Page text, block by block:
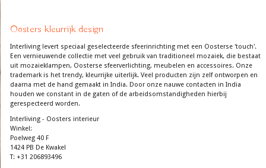
Oosters kleurrijk design
Interliving levert speciaal geselecteerde sfeerinrichting met een Oosterse 'touch'.
Een vernieuwende collectie met veel gebruik van traditioneel mozaiek, die bestaat
uit mozaieklampen, Oosterse sfeerverlichting, meubelen en accessoires. Onze
trademark is het trendy, kleurrijke uiterlijk. Veel producten zijn zelf ontworpen en
daarna met de hand gemaakt in India. Door onze nauwe contacten in India
houden we constant in de gaten of de arbeidsomstandigheden hierbij
gerespecteerd worden.
Interliving - Oosters interieur
Winkel:
Poelweg 40 F
1424 PB De Kwakel
T: +31 206893496